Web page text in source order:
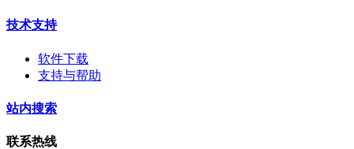
技术支持
软件下载
支持与帮助
站内搜索
联系热线